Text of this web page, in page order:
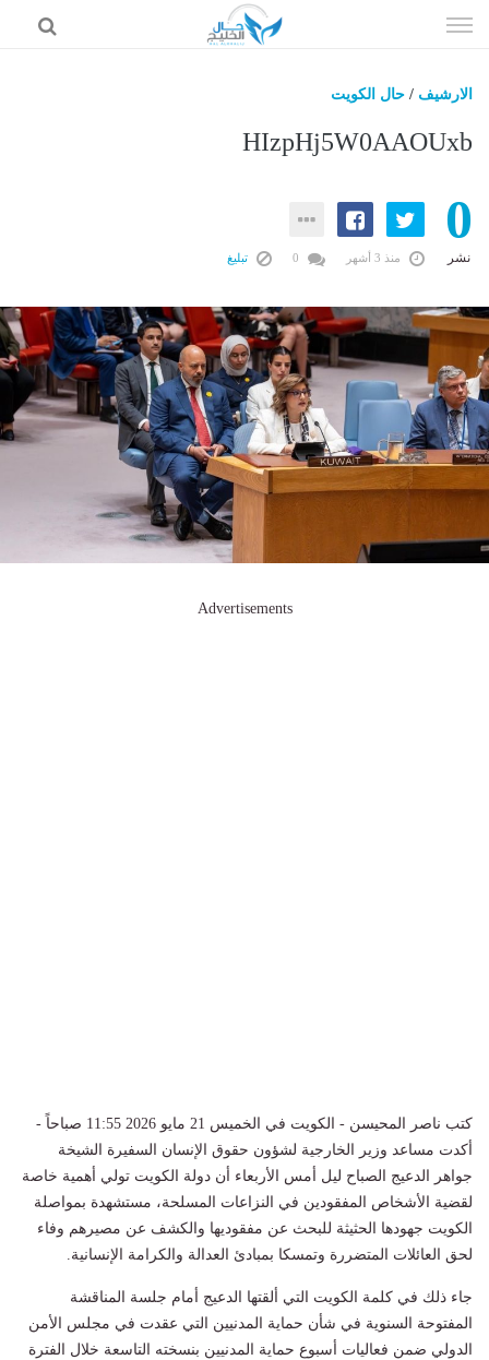
الى
الارشيف / حال الكويت
HIzpHj5W0AAOUxb
0
نشر منذ 3 أشهر تبليغ
Advertisements
كتب ناصر المحيسن - الكويت في الخميس 21 مايو 2026 11:55 صباحاً -
أكدت مساعد وزير الخارجية لشؤون حقوق الإنسان السفيرة الشيخة
جواهر الدعيج الصباح ليل أمس الأربعاء أن دولة الكويت تولي أهمية خاصة
لقضية الأشخاص المفقودين في النزاعات المسلحة، مستشهدة بمواصلة
الكويت جهودها الحثيثة للبحث عن مفقوديها والكشف عن مصيرهم وفاء
لحق العائلات المتضررة وتمسكا بمبادئ العدالة والكرامة الإنسانية.
جاء ذلك في كلمة الكويت التي ألقتها الدعيج أمام جلسة المناقشة
المفتوحة السنوية في شأن حماية المدنيين التي عقدت في مجلس الأمن
الدولي ضمن فعاليات أسبوع حماية المدنيين بنسخته التاسعة خلال الفترة